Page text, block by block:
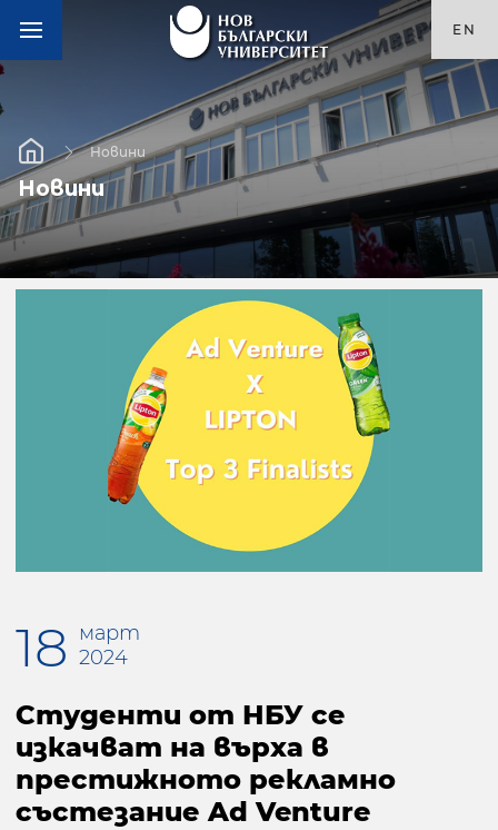
EN
Новини
Новини
18
март
2024
Студенти от НБУ се
изкачват на върха в
престижното рекламно
състезание Ad Venture